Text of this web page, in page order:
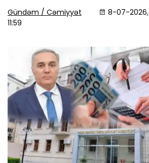
Gündəm / Cəmiyyət
8-07-2026,
11:59